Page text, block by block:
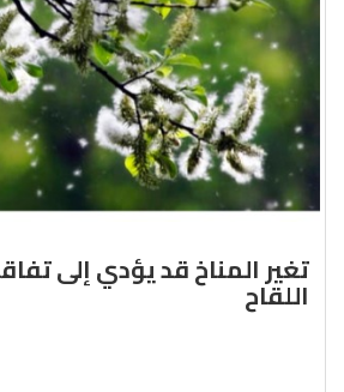
تغير المناخ قد يؤدي إلى
اللقاح